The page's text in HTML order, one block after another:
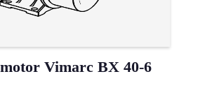
Vimarc BX 40-6